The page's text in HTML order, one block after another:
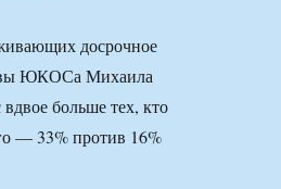
досрочное
ЮКОСа Михаила
больше тех, кто
— 33% против 16%